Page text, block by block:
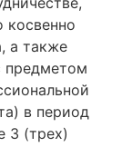
косвенно
а также
предметом
в период
3 (трех)